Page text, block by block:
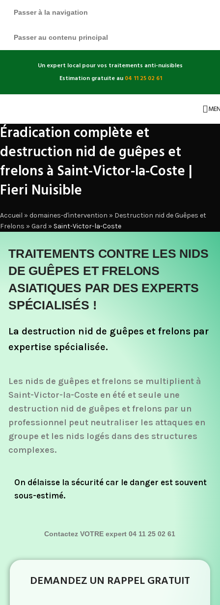
Passer à la navigation
Passer au contenu principal
Un expert local pour vos traitements anti-nuisibles
Estimation gratuite au 04 11 25 02 61
Éradication complète et
destruction nid de guêpes et
frelons à Saint-Victor-la-Coste |
Fieri Nuisible
Accueil » domaines-d'intervention » Destruction nid de Guêpes et
Frelons » Gard » Saint-Victor-la-Coste
TRAITEMENTS CONTRE LES NIDS
DE GUÊPES ET FRELONS
ASIATIQUES PAR DES EXPERTS
SPÉCIALISÉS !
La destruction nid de guêpes et frelons par
expertise spécialisée.
Les nids de guêpes et frelons se multiplient à
Saint-Victor-la-Coste en été et seule une
destruction nid de guêpes et frelons par un
professionnel peut neutraliser les attaques en
groupe et les nids logés dans des structures
complexes.
On délaisse la sécurité car le danger est souvent
sous-estimé.
Contactez VOTRE expert 04 11 25 02 61
DEMANDEZ UN RAPPEL GRATUIT